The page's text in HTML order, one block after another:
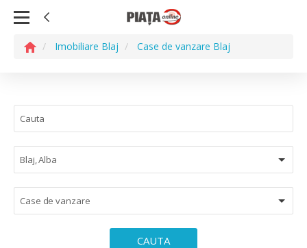
Imobiliare Blaj Case de vanzare Blaj
Blaj, Alba
Case de vanzare
CAUTA